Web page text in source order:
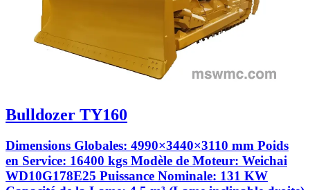
Bulldozer TY160
Dimensions Globales: 4990×3440×3110 mm Poids
en Service: 16400 kgs Modèle de Moteur: Weichai
WD10G178E25 Puissance Nominale: 131 KW